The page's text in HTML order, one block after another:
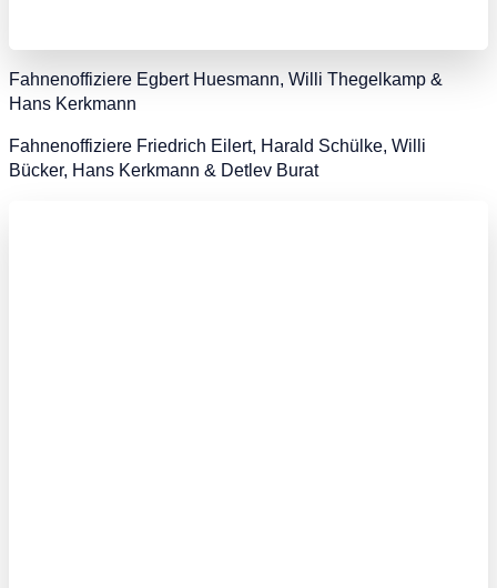
Fahnenoffiziere Egbert Huesmann, Willi Thegelkamp &
Hans Kerkmann
Fahnenoffiziere Friedrich Eilert, Harald Schülke, Willi
Bücker, Hans Kerkmann & Detlev Burat